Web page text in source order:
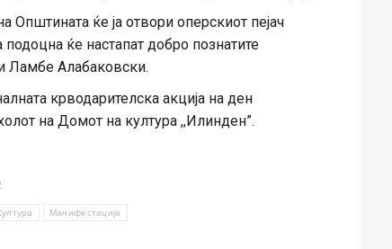
ќе ја отвори оперскиот пејач
ќе настапат добро познатите
Ламбе Алабаковски.
крводарителска акција на ден
на Домот на култура ,,Илинден”.
Манифестација